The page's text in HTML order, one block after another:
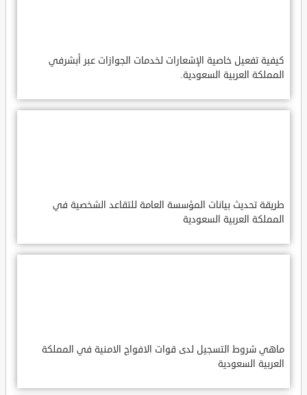
كيفية تفعيل خاصية الإشعارات لخدمات الجوازات عبر أبشرفي
المملكة العربية السعودية.
طريقة تحديث بيانات المؤسسة العامة للتقاعد الشخصية في
المملكة العربية السعودية
ماهي شروط التسجيل لدى قوات الافواج الامنية في المملكة
العربية السعودية